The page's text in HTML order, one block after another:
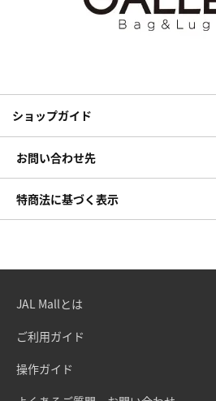
ショップガイド
お問い合わせ先
特商法に基づく表示
JAL Mallとは
ご利用ガイド
操作ガイド